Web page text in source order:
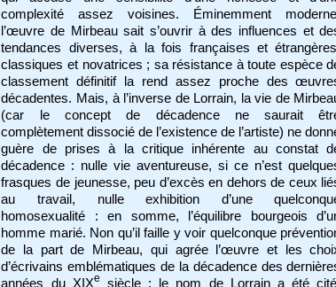
complexité assez voisines. Éminemment
l’œuvre de Mirbeau sait s’ouvrir à des influences et
tendances diverses, à la fois françaises et
classiques et novatrices ; sa résistance à toute espèce
classement définitif la rend assez proche des
décadentes. Mais, à l’inverse de Lorrain, la vie de
(car le concept de décadence ne saurait
complètement dissocié de l’existence de l’artiste) ne
guère de prises à la critique inhérente au constat
décadence : nulle vie aventureuse, si ce n’est
frasques de jeunesse, peu d’excès en dehors de ceux
au travail, nulle exhibition d’une
homosexualité : en somme, l’équilibre bourgeois
homme marié. Non qu’il faille y voir quelconque
de la part de Mirbeau, qui agrée l’œuvre et les
d’écrivains emblématiques de la décadence des
années du XIXe
siècle : le nom de Lorrain a été